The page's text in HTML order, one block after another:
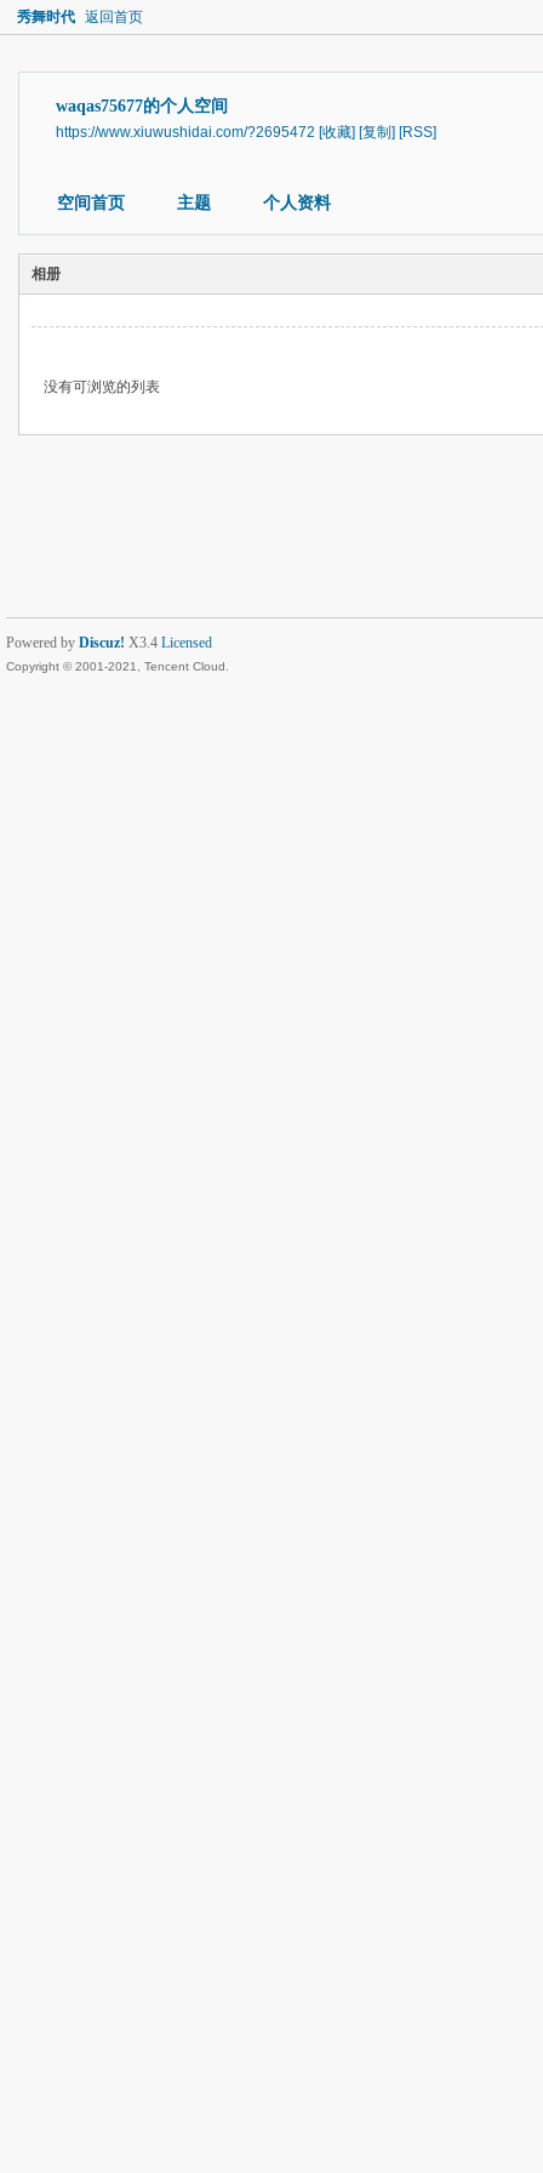
秀舞时代 返回首页
waqas75677的个人空间
https://www.xiuwushidai.com/?2695472 [收藏] [复制] [RSS]
空间首页 主题 个人资料
相册
没有可浏览的列表
Powered by Discuz! X3.4 Licensed
Copyright © 2001-2021, Tencent Cloud.